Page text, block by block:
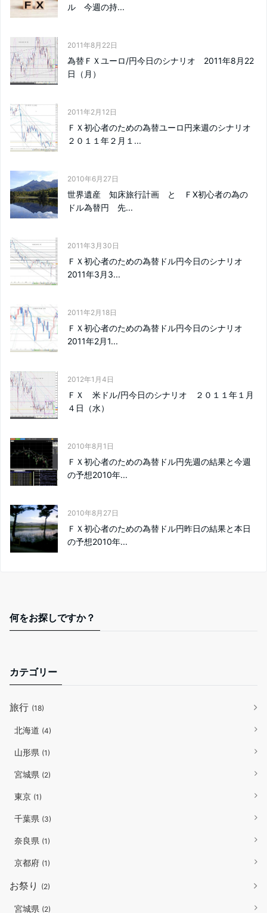
ル 今週の持...
2011年8月22日
為替ＦＸユーロ/円今日のシナリオ 2011年8月22
日（月）
2011年2月12日
ＦＸ初心者のための為替ユーロ円来週のシナリオ
２０１１年２月１...
2010年6月27日
世界遺産 知床旅行計画 と ＦX初心者の為の
ドル為替円 先...
2011年3月30日
ＦＸ初心者のための為替ドル円今日のシナリオ
2011年3月3...
2011年2月18日
ＦＸ初心者のための為替ドル円今日のシナリオ
2011年2月1...
2012年1月4日
ＦＸ 米ドル/円今日のシナリオ ２０１１年１月
４日（水）
2010年8月1日
ＦＸ初心者のための為替ドル円先週の結果と今週
の予想2010年...
2010年8月27日
ＦＸ初心者のための為替ドル円昨日の結果と本日
の予想2010年...
何をお探しですか？
カテゴリー
旅行 (18)
北海道 (4)
山形県 (1)
宮城県 (2)
東京 (1)
千葉県 (3)
奈良県 (1)
京都府 (1)
お祭り (2)
宮城県 (2)